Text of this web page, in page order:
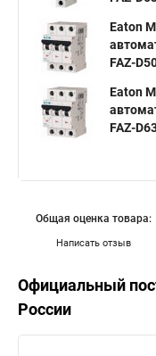
Eaton
FAZ-
Eaton
FAZ-
Написать отзыв
Общая оценка товара:
Официальный
России